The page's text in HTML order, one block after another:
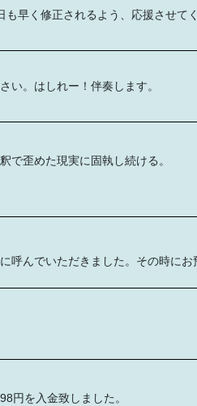
早く修正されるよう、応援させてく
い。はしれー！伴奏します。
で歪めた現実に固執し続ける。
呼んでいただきました。その時に
円を入金致しました。